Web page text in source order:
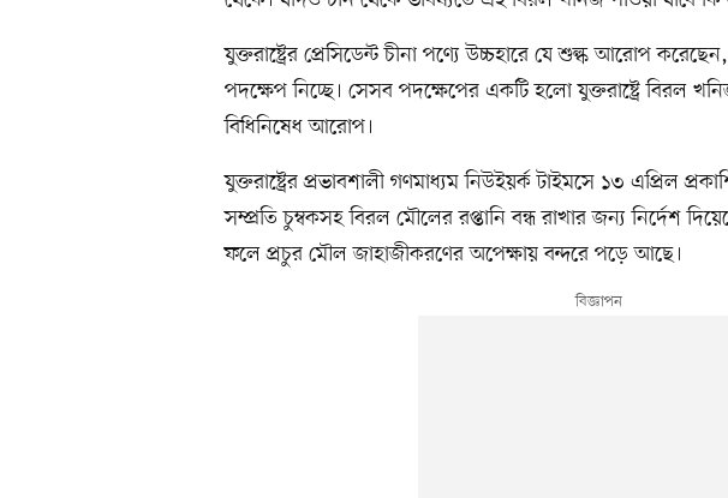
যুক্তরাষ্ট্রের প্রেসিডেন্ট চীনা পণ্যে উচ্চহারে যে শুল্ক আরোপ
পদক্ষেপ নিচ্ছে। সেসব পদক্ষেপের একটি হলো যুক্তরাষ্ট্রে বিরল
বিধিনিষেধ আরোপ।
যুক্তরাষ্ট্রের প্রভাবশালী গণমাধ্যম নিউইয়র্ক টাইমসে ১৩ এপ্রিল
সম্প্রতি চুম্বকসহ বিরল মৌলের রপ্তানি বন্ধ রাখার জন্য নির্দেশ
ফলে প্রচুর মৌল জাহাজীকরণের অপেক্ষায় বন্দরে পড়ে আছে।